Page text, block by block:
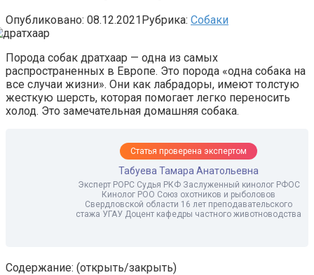
Опубликовано: 08.12.2021Рубрика: Собаки
Порода собак дратхаар — одна из самых
распространенных в Европе. Это порода «одна собака на
все случаи жизни». Они как лабрадоры, имеют толстую
жесткую шерсть, которая помогает легко переносить
холод. Это замечательная домашняя собака.
Статья проверена экспертом
Табуева Тамара Анатольевна
Эксперт РОРС Судья РКФ Заслуженный кинолог РФОС
Кинолог РОО Союз охотников и рыболовов
Свердловской области 16 лет преподавательского
стажа УГАУ Доцент кафедры частного животноводства
Содержание: (открыть/закрыть)